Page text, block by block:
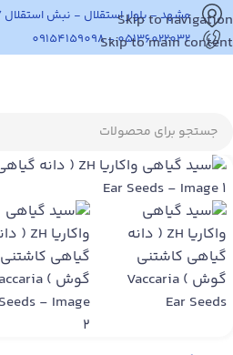
Skip to navigation
Skip to main content
مشهد - بلوار استقلال - نبش استقلال 7 - پلاک 37
05136022032 - 09154159098